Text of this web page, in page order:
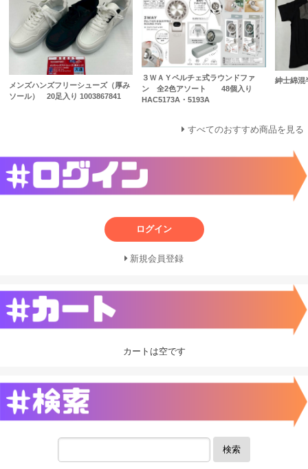
メンズハンズフリーシューズ（厚み
ソール） 20足入り 1003867841
３ＷＡＹペルチェ式ラウンドファ
ン 全2色アソート 48個入り
HAC5173A・5193A
紳士綿
すべてのおすすめ商品を見る
ログイン
新規会員登録
カートは空です
検索